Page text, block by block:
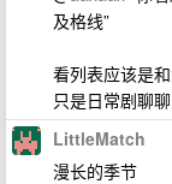
及格线”
看列表应该是
只是日常剧聊
LittleMatch
漫长的季节